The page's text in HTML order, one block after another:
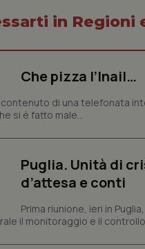
in Regioni
Che pizza l’Inail…
di una telefonata
si è fatto male...
Puglia. Unità di
d’attesa e conti
Prima riunione, ieri in
il monitoraggio e il
Nome